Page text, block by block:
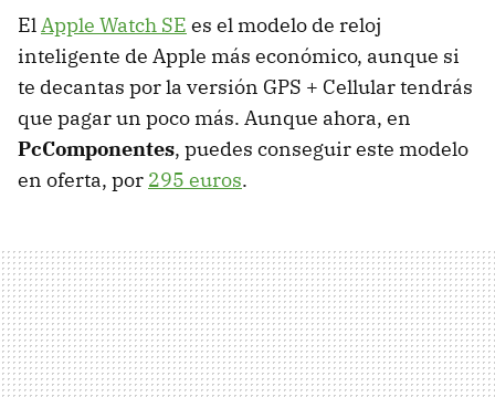
ElApple Watch SE es el modelo de reloj
inteligente de Apple más económico, aunque si
te decantas por la versión GPS + Cellular tendrás
que pagar un poco más. Aunque ahora, en
PcComponentes, puedes conseguir este modelo
en oferta, por 295 euros.